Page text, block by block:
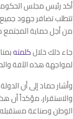
أكد رئيس مجلس
تتطلب تضافر جهود جميع
من أجل حماية المجتمع
جاء ذلك خلالكلمته
لمواجهة هذه الآفة
وأشار حماد إلى أن
والاستقرار، مؤكداً أن
الوطن وصناعة